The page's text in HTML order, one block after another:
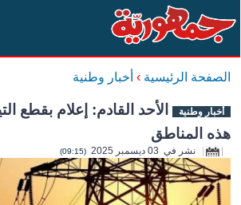
الصفحة الرئيسية › أخبار وطنية
أخبار وطنية الأحد القادم: إعلام بقطع
هذه المناطق
نشر في 03 ديسمبر 2025 (09:15)